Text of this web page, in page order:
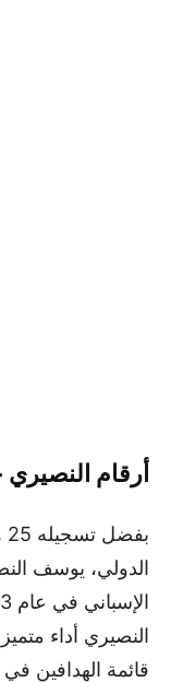
أرقام
الدولي، يوسف
النصيري أداء
قائمة الهدافين